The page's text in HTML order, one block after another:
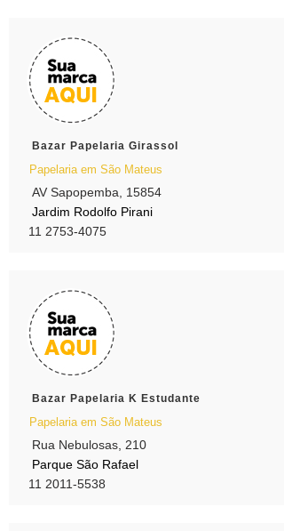
Bazar Papelaria Girassol
Papelaria em São Mateus
AV Sapopemba, 15854
Jardim Rodolfo Pirani
11 2753-4075
Bazar Papelaria K Estudante
Papelaria em São Mateus
Rua Nebulosas, 210
Parque São Rafael
11 2011-5538